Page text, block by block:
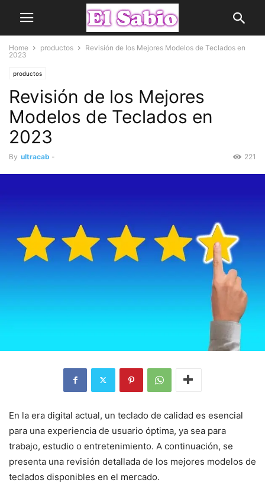
Home productos
Revisión de los Mejores Modelos de Teclados en
2023
productos
Revisión de los Mejores
Modelos de Teclados en
2023
By ultracab - 221
En la era digital actual, un teclado de calidad es esencial
para una experiencia de usuario óptima, ya sea para
trabajo, estudio o entretenimiento. A continuación, se
presenta una revisión detallada de los mejores modelos de
teclados disponibles en el mercado.